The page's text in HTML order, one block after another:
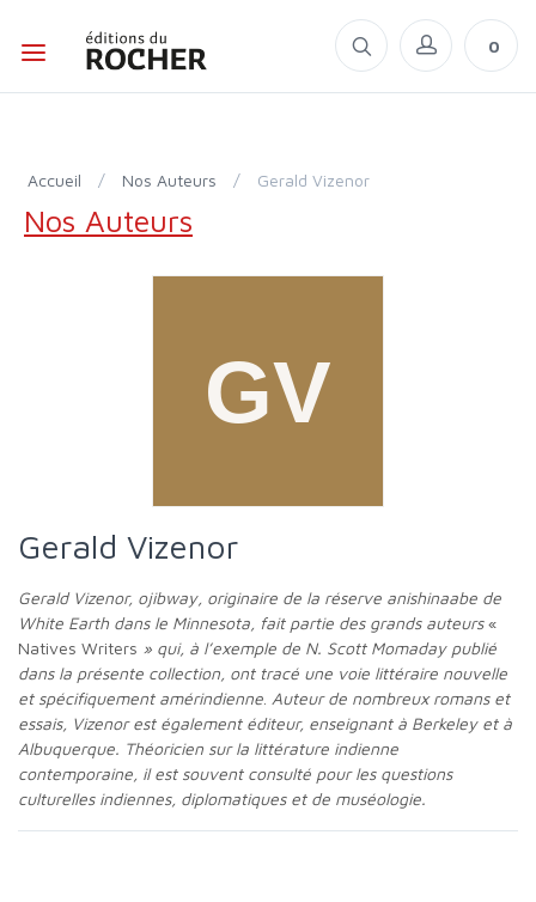
0
Accueil / Nos Auteurs / Gerald Vizenor
Nos Auteurs
Gerald Vizenor
Gerald Vizenor, ojibway, originaire de la réserve anishinaabe de
White Earth dans le Minnesota, fait partie des grands auteurs«
Natives Writers » qui, à l’exemple de N. Scott Momaday publié
dans la présente collection, ont tracé une voie littéraire nouvelle
et spécifiquement amérindienne Auteur de nombreux romans et
essais, Vizenor est également éditeur, enseignant à Berkeley et à
Albuquerque. Théoricien sur la littérature indienne
contemporaine, il est souvent consulté pour les questions
culturelles indiennes, diplomatiques et de muséologie.